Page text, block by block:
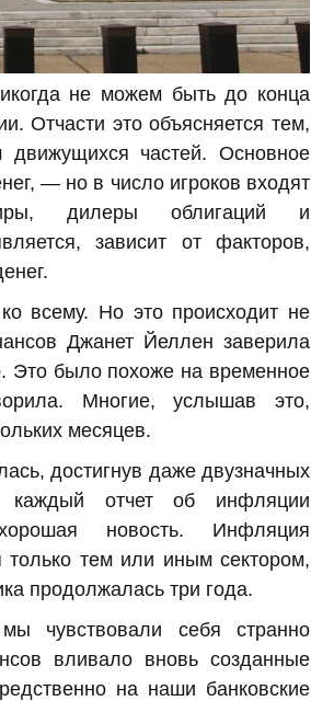
не можем быть до конца
Отчасти это объясняется тем,
движущихся частей. Основное
— но в число игроков входят
дилеры облигаций и
зависит от факторов,
всему. Но это происходит не
Джанет Йеллен заверила
Это было похоже на временное
Многие, услышав это,
месяцев.
достигнув даже двузначных
каждый отчет об инфляции
новость. Инфляция
только тем или иным сектором,
продолжалась три года.
чувствовали себя странно
вливало вновь созданные
на наши банковские